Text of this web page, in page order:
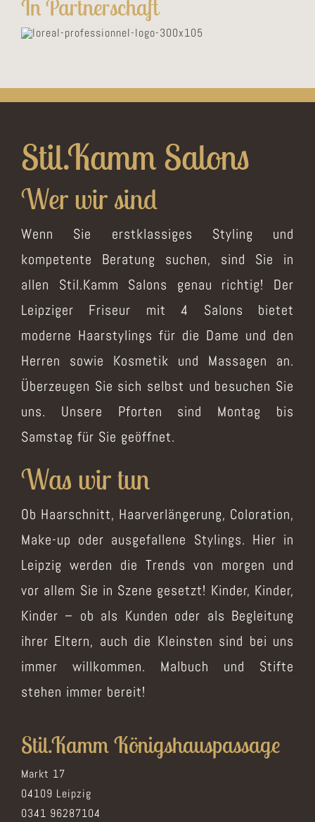
In Partnerschaft
Stil.Kamm Salons
Wer wir sind
Wenn Sie erstklassiges Styling und
kompetente Beratung suchen, sind Sie in
allen Stil.Kamm Salons genau richtig! Der
Leipziger Friseur mit 4 Salons bietet
moderne Haarstylings für die Dame und den
Herren sowie Kosmetik und Massagen an.
Überzeugen Sie sich selbst und besuchen Sie
uns. Unsere Pforten sind Montag bis
Samstag für Sie geöffnet.
Was wir tun
Ob Haarschnitt, Haarverlängerung, Coloration,
Make-up oder ausgefallene Stylings. Hier in
Leipzig werden die Trends von morgen und
vor allem Sie in Szene gesetzt! Kinder, Kinder,
Kinder – ob als Kunden oder als Begleitung
ihrer Eltern, auch die Kleinsten sind bei uns
immer willkommen. Malbuch und Stifte
stehen immer bereit!
Stil.Kamm Königshauspassage
Markt 17
04109 Leipzig
0341 96287104